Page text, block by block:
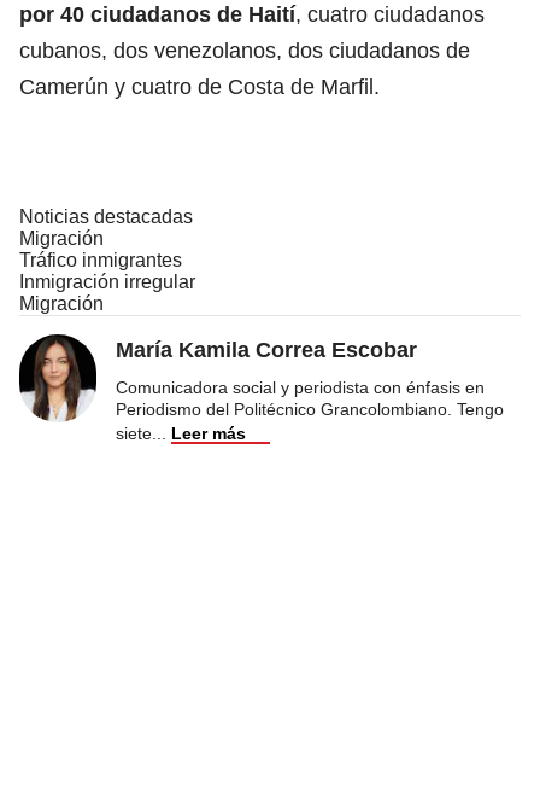
por 40 ciudadanos de Haití, cuatro ciudadanos
cubanos, dos venezolanos, dos ciudadanos de
Camerún y cuatro de Costa de Marfil.
Noticias destacadas
Migración
Tráfico inmigrantes
Inmigración irregular
Migración
María Kamila Correa Escobar
Comunicadora social y periodista con énfasis en
Periodismo del Politécnico Grancolombiano. Tengo
siete
Leer más